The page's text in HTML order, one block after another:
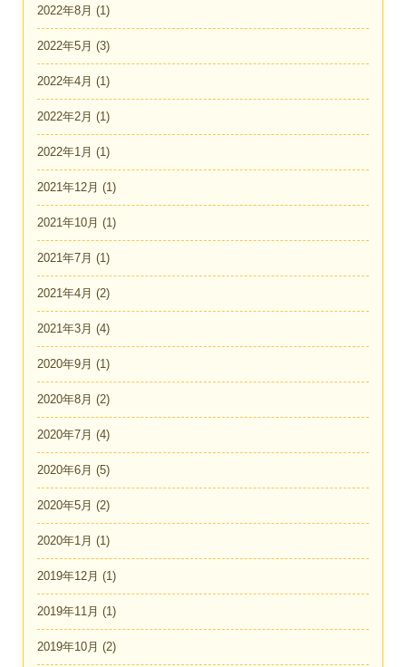
2022年8月 (1)
2022年5月 (3)
2022年4月 (1)
2022年2月 (1)
2022年1月 (1)
2021年12月 (1)
2021年10月 (1)
2021年7月 (1)
2021年4月 (2)
2021年3月 (4)
2020年9月 (1)
2020年8月 (2)
2020年7月 (4)
2020年6月 (5)
2020年5月 (2)
2020年1月 (1)
2019年12月 (1)
2019年11月 (1)
2019年10月 (2)